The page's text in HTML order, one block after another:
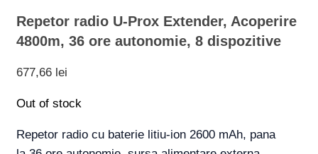
Repetor radio U-Prox Extender, Acoperire
4800m, 36 ore autonomie, 8 dispozitive
677,66 lei
Out of stock
Repetor radio cu baterie litiu-ion 2600 mAh, pana